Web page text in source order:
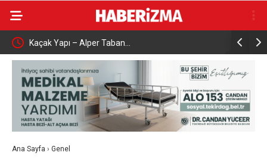
Kaçak Yapı – Alper Taban… Çalışma
Ana Sayfa › Genel